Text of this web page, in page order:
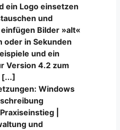
ein Logo einsetzen
und
Bilder »alt«
oder in Sekunden
und ein
Version 4.2 zum
[...]
Windows
|
und